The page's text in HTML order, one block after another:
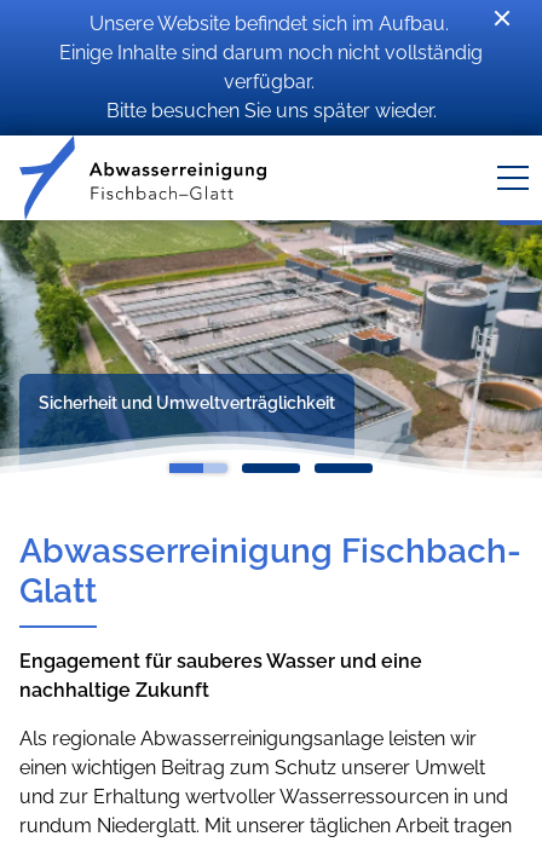
Unsere Website befindet sich im Aufbau.
Einige Inhalte sind darum noch nicht vollständig
verfügbar.
Bitte besuchen Sie uns später wieder.
Sicherheit und Umweltverträglichkeit
Abwasserreinigung Fischbach-
Glatt
Engagement für sauberes Wasser und eine
nachhaltige Zukunft
Als regionale Abwasserreinigungsanlage leisten wir
einen wichtigen Beitrag zum Schutz unserer Umwelt
und zur Erhaltung wertvoller Wasserressourcen in und
rundum Niederglatt. Mit unserer täglichen Arbeit tragen